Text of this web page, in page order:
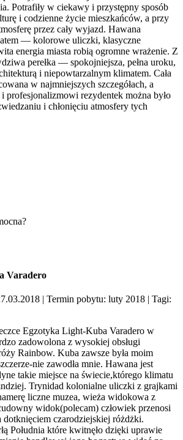
Potrafiły w ciekawy i przystępny sposób
i codzienne życie mieszkańców, a przy
przez cały wyjazd. Hawana
— kolorowe uliczki, klasyczne
energia miasta robią ogromne wrażenie. Z
perełka — spokojniejsza, pełna uroku,
i niepowtarzalnym klimatem. Cała
w najmniejszych szczegółach, a
profesjonalizmowi rezydentek można było
i chłonięciu atmosfery tych
Varadero
| Termin pobytu: luty 2018 | Tagi:
Egzotyka Light-Kuba Varadero w
zadowolona z wysokiej obsługi
Rainbow. Kuba zawsze była moim
nie zawodła mnie. Hawana jest
takie miejsce na świecie,którego klimatu
Trynidad kolonialne uliczki z grajkami
liczne muzea, wieża widokowa z
widok(polecam) człowiek przenosi
dotknięciem czarodziejskiej różdżki.
Południa które kwitnęło dzięki uprawie